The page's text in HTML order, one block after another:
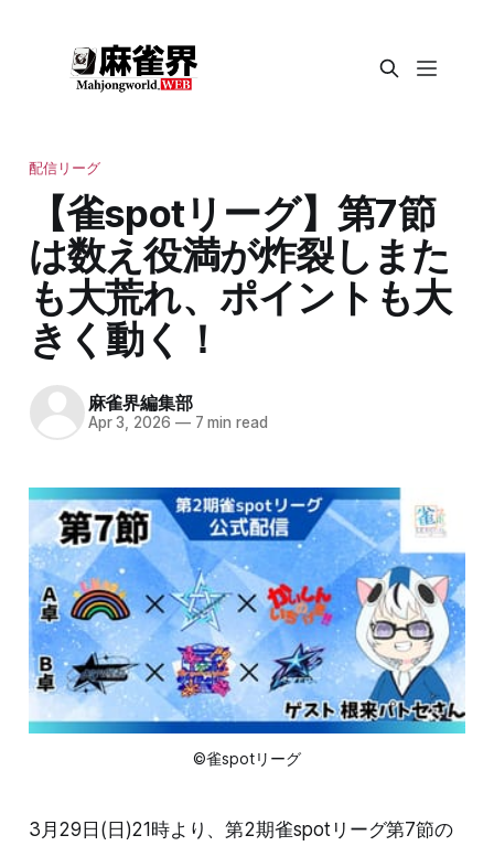
配信リーグ
【雀spotリーグ】第7節
は数え役満が炸裂しまた
も大荒れ、ポイントも大
きく動く！
麻雀界編集部
Apr 3, 2026 —7 min read
©雀spotリーグ
3月29日(日)21時より、第2期雀spotリーグ第7節の